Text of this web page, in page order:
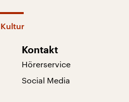
Kontakt
Hörerservice
Social Media